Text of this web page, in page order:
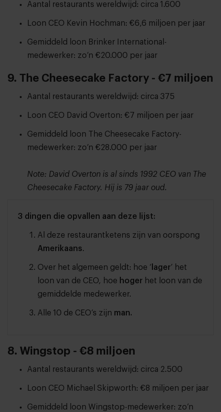
Aantal restaurants wereldwijd: circa 1.600
Loon CEO Kevin Hochman: €6,6 miljoen per jaar
Gemiddeld loon Brinker International-
medewerker: zo’n €20.000 per jaar
9. The Cheesecake Factory - €7 miljoen
Aantal restaurants wereldwijd: circa 375
Loon CEO David Overton: €7 miljoen per jaar
Gemiddeld loon The Cheesecake Factory-
medewerker: zo’n €28.000 per jaar
Note: David Overton is al sinds 1992 CEO van The
Cheesecake Factory. Hij is 79 jaar oud.
3 dingen die opvallen aan deze lijst:
Al deze restaurantketens zijn van oorspong
Amerikaans.
Over het algemeen geldt: hoe ‘ lager’ het
loon van de CEO, hoe hoger het loon van de
gemiddelde medewerker.
Alle 10 de CEO’s zijn man.
8. Wingstop - €8 miljoen
Aantal restaurants wereldwijd: circa 2.500
Loon CEO Michael Skipworth: €8 miljoen per jaar
Gemiddeld loon Wingstop-medewerker: zo’n